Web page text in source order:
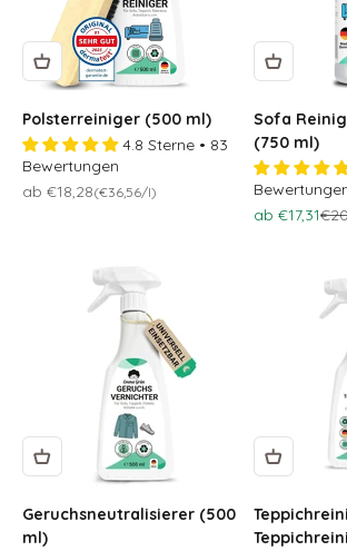
Polsterreiniger (500 ml)
4.8 Sterne • 83
Bewertungen
Osteraktion 🐣
ab €18,28(€36,56/l)
Sofa
(750 ml)
Osteraktion
ab €17,31
Geruchsneutralisierer (500
ml)